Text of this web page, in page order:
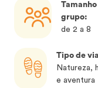
grupo:
de 2 a 8
Tipo de
Natureza,
e aventura